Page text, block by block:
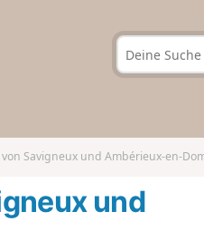
Savigneux und Ambérieux-en-
und